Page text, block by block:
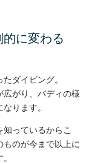
に変わる
ダイビング。
広がり、バディの様
ります。
知っているからこ
ものが今まで以上に